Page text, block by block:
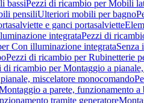
bassiPezzi di ricambio per Mobili
pensiliUlteriori mobili per bagno
e ganci portasalviette
integrataPezzi di
Con illuminazione integrataSenza
Pezzi di ricambio per Rubinetterie
di ricambio per Montaggio a
miscelatore monocomando
a parete, funzionamento a
tramite generatore